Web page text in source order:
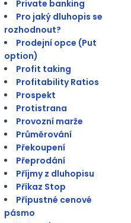
Private banking
Pro jaký dluhopis se
rozhodnout?
Prodejní opce (Put
option)
Profit taking
Profitability Ratios
Prospekt
Protistrana
Provozní marže
Průměrování
Překoupení
Přeprodání
Příjmy z dluhopisu
Příkaz Stop
Přípustné cenové
pásmo